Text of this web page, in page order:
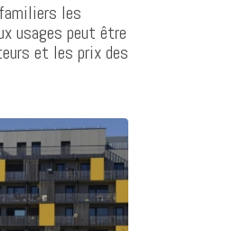
les
usages peut être
et les prix des